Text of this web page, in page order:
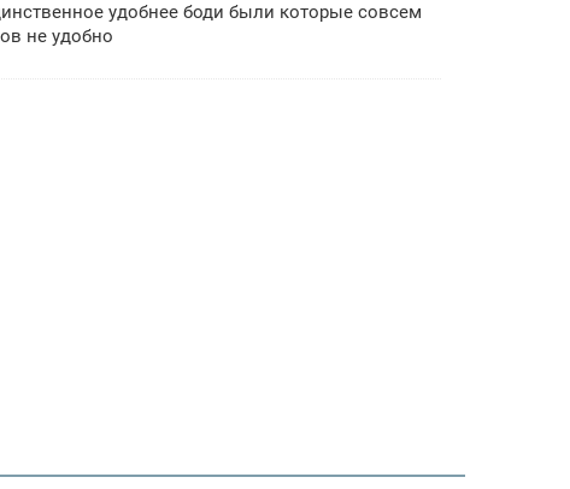
удобнее боди были которые совсем
не удобно